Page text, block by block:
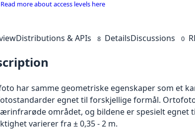
Read more about access levels here
Distributions & APIs 8 DetailsDiscussions 0
har samme geometriske egenskaper som et
egnet til forskjellige formål.
området, og bildene er spesielt egnet
varierer fra ± 0,35 - 2 m.